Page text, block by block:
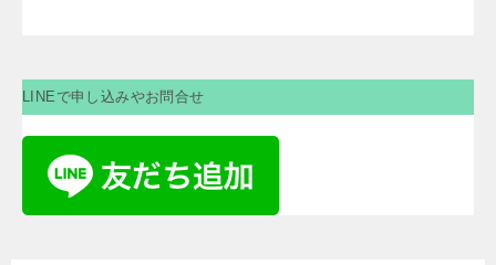
LINEで申し込みやお問合せ